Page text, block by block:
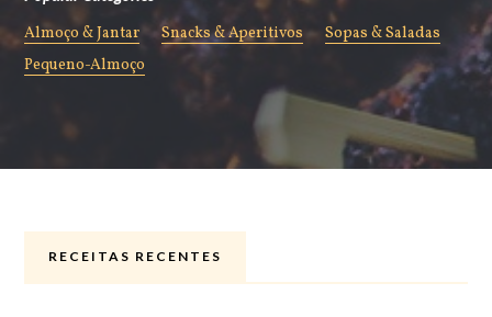
Almoço & Jantar Snacks & Aperitivos
Sopas & Saladas
Pequeno-Almoço
RECEITAS RECENTES